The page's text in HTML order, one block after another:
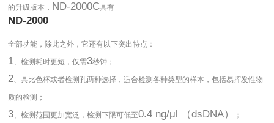
的升级版本， ND-2000C具有
ND-2000
全部功能，除此之外，它还有以下突出特点：
1 、检测耗时更短，仅需3秒钟；
2 、具比色杯或者检测孔两种选择，适合检测各种类型的样本，包括易挥发性物
质的检测；
3 、检测范围更加宽泛，检测下限可低至0.4 ng/μl （dsDNA） ；